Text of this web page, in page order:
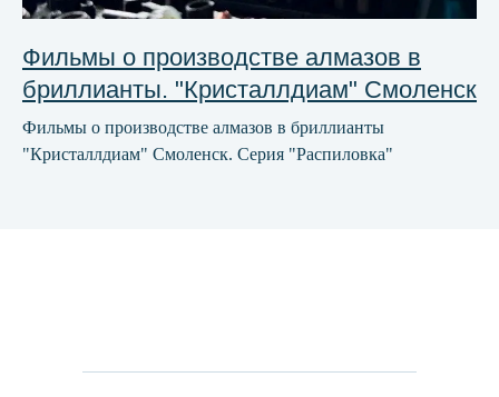
Фильмы о производстве алмазов в
бриллианты. "Кристаллдиам" Смоленск
Фильмы о производстве алмазов в бриллианты
"Кристаллдиам" Смоленск. Серия "Распиловка"